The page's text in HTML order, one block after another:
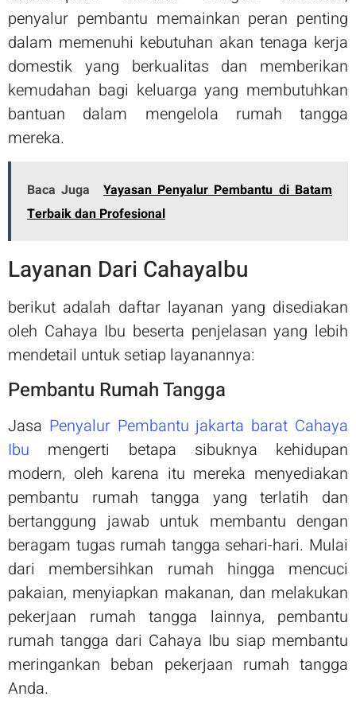
penyalur pembantu memainkan peran penting
dalam memenuhi kebutuhan akan tenaga kerja
domestik yang berkualitas dan memberikan
kemudahan bagi keluarga yang membutuhkan
bantuan dalam mengelola rumah tangga
mereka.
Baca Juga
Yayasan Penyalur Pembantu di Batam
Terbaik dan Profesional
Layanan Dari CahayaIbu
berikut adalah daftar layanan yang disediakan
oleh Cahaya Ibu beserta penjelasan yang lebih
mendetail untuk setiap layanannya:
Pembantu Rumah Tangga
Jasa Penyalur Pembantu jakarta barat Cahaya
Ibu mengerti betapa sibuknya kehidupan
modern, oleh karena itu mereka menyediakan
pembantu rumah tangga yang terlatih dan
bertanggung jawab untuk membantu dengan
beragam tugas rumah tangga sehari-hari. Mulai
dari membersihkan rumah hingga mencuci
pakaian, menyiapkan makanan, dan melakukan
pekerjaan rumah tangga lainnya, pembantu
rumah tangga dari Cahaya Ibu siap membantu
meringankan beban pekerjaan rumah tangga
Anda.